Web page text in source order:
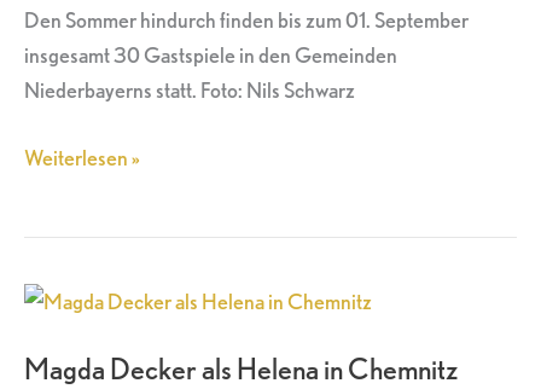
Den Sommer hindurch finden bis zum 01. September
insgesamt 30 Gastspiele in den Gemeinden
Niederbayerns statt. Foto: Nils Schwarz
Weiterlesen »
Magda Decker als Helena in Chemnitz
Magda
als